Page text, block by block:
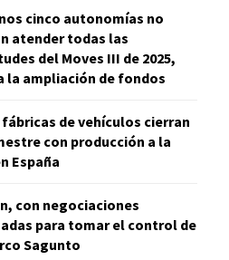
cinco autonomías no
atender todas las
del Moves III de 2025,
la ampliación de fondos
fábricas de vehículos cierran
con producción a la
España
con negociaciones
para tomar el control de
Sagunto